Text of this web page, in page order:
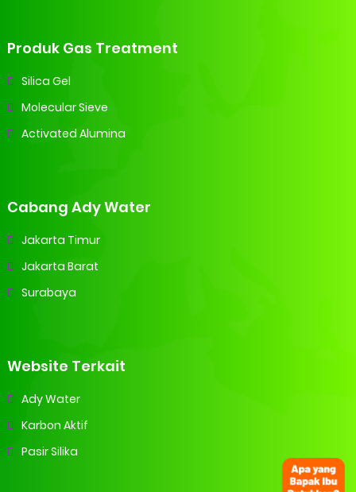
Produk Gas Treatment
Silica Gel
Molecular Sieve
Activated Alumina
Cabang Ady Water
Jakarta Timur
Jakarta Barat
Surabaya
Website Terkait
Ady Water
Karbon Aktif
Pasir Silika